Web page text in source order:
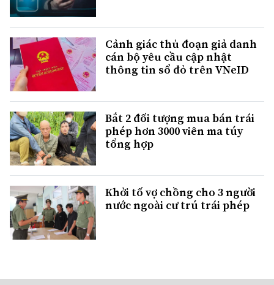
Cảnh giác thủ đoạn giả danh
cán bộ yêu cầu cập nhật
thông tin sổ đỏ trên VNeID
Bắt 2 đối tượng mua bán trái
phép hơn 3000 viên ma túy
tổng hợp
Khởi tố vợ chồng cho 3 người
nước ngoài cư trú trái phép